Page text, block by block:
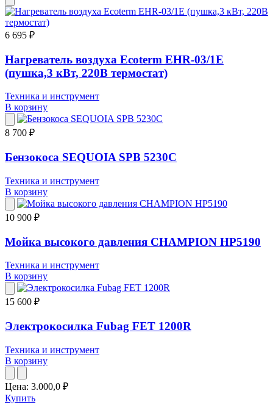
6 695 ₽
Нагреватель воздуха Ecoterm ЕHR-03/1Е
(пушка,3 кВт, 220В термостат)
Техника и инструмент
В корзину
8 700 ₽
Бензокоса SEQUOIA SPB 5230C
Техника и инструмент
В корзину
10 900 ₽
Мойка высокого давления CHAMPION HP5190
Техника и инструмент
В корзину
15 600 ₽
Электрокосилка Fubag FET 1200R
Техника и инструмент
В корзину
Цена: 3.000,0 ₽
Купить